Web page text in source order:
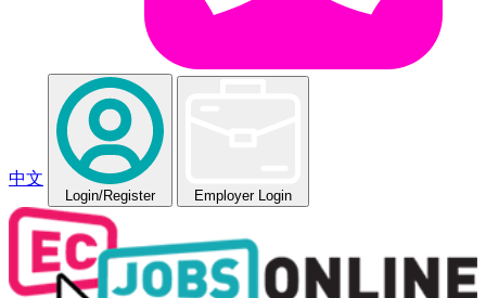
中文
Login/Register Employer Login